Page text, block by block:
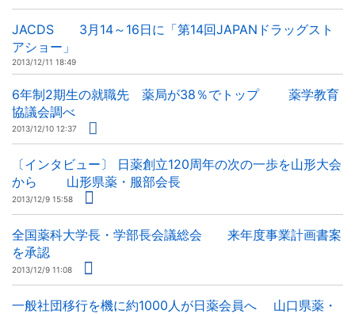
JACDS 3月14～16日に「第14回JAPANドラッグスト
アショー」
2013/12/11 18:49
6年制2期生の就職先 薬局が38％でトップ 薬学教育
協議会調べ
2013/12/10 12:37
〔インタビュー〕 日薬創立120周年の次の一歩を山形大会
から 山形県薬・服部会長
2013/12/9 15:58
全国薬科大学長・学部長会議総会 来年度事業計画書案
を承認
2013/12/9 11:08
一般社団移行を機に約1000人が日薬会員へ 山口県薬・